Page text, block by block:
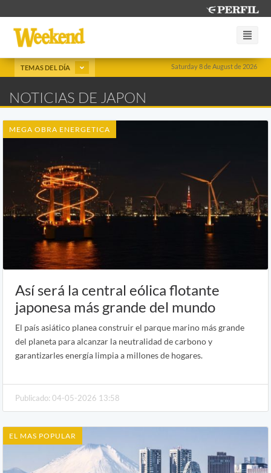
Saturday 8 de August de 2026
TEMAS DEL DÍA
NOTICIAS DE JAPON
MEGA OBRA ENERGETICA
Así será la central eólica flotante
japonesa más grande del mundo
El país asiático planea construir el parque marino más grande
del planeta para alcanzar la neutralidad de carbono y
garantizarles energía limpia a millones de hogares.
Publicado: 04-05-2026 13:58
EL MAS POPULAR